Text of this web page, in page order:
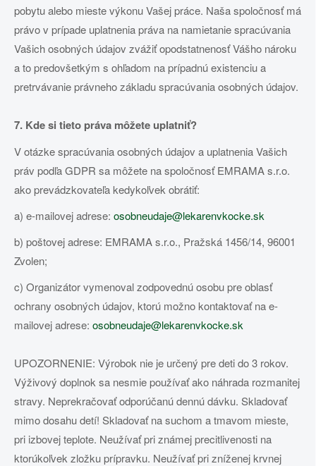
pobytu alebo mieste výkonu Vašej práce. Naša spoločnosť má
právo v prípade uplatnenia práva na namietanie spracúvania
Vašich osobných údajov zvážiť opodstatnenosť Vášho nároku
a to predovšetkým s ohľadom na prípadnú existenciu a
pretrvávanie právneho základu spracúvania osobných údajov.
7. Kde si tieto práva môžete uplatniť?
V otázke spracúvania osobných údajov a uplatnenia Vašich
práv podľa GDPR sa môžete na spoločnosť EMRAMA s.r.o.
ako prevádzkovateľa kedykoľvek obrátiť:
a) e-mailovej adrese: osobneudaje@lekarenvkocke.sk
b) poštovej adrese: EMRAMA s.r.o., Pražská 1456/14, 96001
Zvolen;
c) Organizátor vymenoval zodpovednú osobu pre oblasť
ochrany osobných údajov, ktorú možno kontaktovať na e-
mailovej adrese: osobneudaje@lekarenvkocke.sk
UPOZORNENIE: Výrobok nie je určený pre deti do 3 rokov.
Výživový doplnok sa nesmie používať ako náhrada rozmanitej
stravy. Neprekračovať odporúčanú dennú dávku. Skladovať
mimo dosahu detí! Skladovať na suchom a tmavom mieste,
pri izbovej teplote. Neužívať pri známej precitlivenosti na
ktorúkoľvek zložku prípravku. Neužívať pri zníženej krvnej